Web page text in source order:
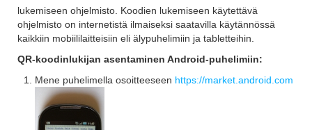
lukemiseen ohjelmisto. Koodien lukemiseen käytettävä
ohjelmisto on internetistä ilmaiseksi saatavilla käytännössä
kaikkiin mobiililaitteisiin eli älypuhelimiin ja tabletteihin.
QR-koodinlukijan asentaminen Android-puhelimiin:
Mene puhelimella osoitteeseen https://market.android.com